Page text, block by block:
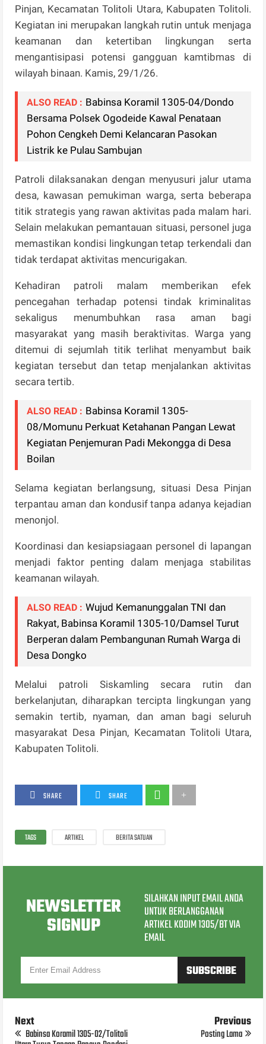
Pinjan, Kecamatan Tolitoli Utara, Kabupaten Tolitoli.
Kegiatan ini merupakan langkah rutin untuk menjaga
keamanan dan ketertiban lingkungan serta
mengantisipasi potensi gangguan kamtibmas di
wilayah binaan. Kamis, 29/1/26.
ALSO READ : Babinsa Koramil 1305-04/Dondo
Bersama Polsek Ogodeide Kawal Penataan
Pohon Cengkeh Demi Kelancaran Pasokan
Listrik ke Pulau Sambujan
Patroli dilaksanakan dengan menyusuri jalur utama
desa, kawasan pemukiman warga, serta beberapa
titik strategis yang rawan aktivitas pada malam hari.
Selain melakukan pemantauan situasi, personel juga
memastikan kondisi lingkungan tetap terkendali dan
tidak terdapat aktivitas mencurigakan.
Kehadiran patroli malam memberikan efek
pencegahan terhadap potensi tindak kriminalitas
sekaligus menumbuhkan rasa aman bagi
masyarakat yang masih beraktivitas. Warga yang
ditemui di sejumlah titik terlihat menyambut baik
kegiatan tersebut dan tetap menjalankan aktivitas
secara tertib.
ALSO READ : Babinsa Koramil 1305-
08/Momunu Perkuat Ketahanan Pangan Lewat
Kegiatan Penjemuran Padi Mekongga di Desa
Boilan
Selama kegiatan berlangsung, situasi Desa Pinjan
terpantau aman dan kondusif tanpa adanya kejadian
menonjol.
Koordinasi dan kesiapsiagaan personel di lapangan
menjadi faktor penting dalam menjaga stabilitas
keamanan wilayah.
ALSO READ : Wujud Kemanunggalan TNI dan
Rakyat, Babinsa Koramil 1305-10/Damsel Turut
Berperan dalam Pembangunan Rumah Warga di
Desa Dongko
Melalui patroli Siskamling secara rutin dan
berkelanjutan, diharapkan tercipta lingkungan yang
semakin tertib, nyaman, dan aman bagi seluruh
masyarakat Desa Pinjan, Kecamatan Tolitoli Utara,
Kabupaten Tolitoli.
SHARE SHARE
TAGS ARTIKEL BERITA SATUAN
NEWSLETTER
SIGNUP
SILAHKAN INPUT EMAIL ANDA
UNTUK BERLANGGANAN
ARTIKEL KODIM 1305/BT VIA
EMAIL
Next
Babinsa Koramil 1305-02/Tolitoli
Previous
Posting Lama